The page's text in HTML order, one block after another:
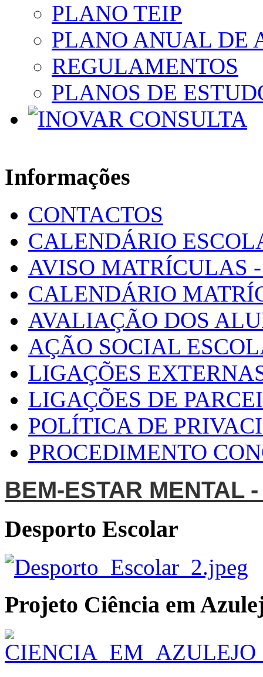
PLANO TEIP
PLANO ANUAL DE
REGULAMENTOS
PLANOS DE
Informações
CONTACTOS
CALENDÁRIO
AVISO MATRÍCULAS
CALENDÁRIO
AVALIAÇÃO DOS
AÇÃO SOCIAL
LIGAÇÕES
LIGAÇÕES DE
POLÍTICA DE
PROCEDIMENTO
BEM-ESTAR MENTAL
Desporto Escolar
Projeto Ciência em